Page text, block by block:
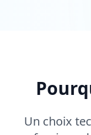
Un choix